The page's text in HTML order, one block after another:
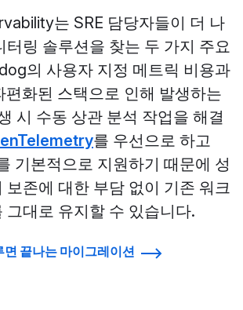
는 SRE 담당자들이 더 나
터링 솔루션을 찾는 두 가지 주요
의 사용자 지정 메트릭 비용과
편화된 스택으로 인해 발생하는
시 수동 상관 분석 작업을 해결
를 우선으로 하고
기본적으로 지원하기 때문에 성
보존에 대한 부담 없이 기존 워크
그대로 유지할 수 있습니다.
면 끝나는 마이그레이션